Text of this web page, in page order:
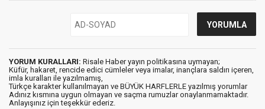
YORUM KURALLARI: Risale Haber yayın politikasına uymayan;
Küfür, hakaret, rencide edici cümleler veya imalar, inançlara saldırı içeren,
imla kuralları ile yazılmamış,
Türkçe karakter kullanılmayan ve BÜYÜK HARFLERLE yazılmış yorumlar
Adınız kısmına uygun olmayan ve saçma rumuzlar onaylanmamaktadır.
Anlayışınız için teşekkür ederiz.